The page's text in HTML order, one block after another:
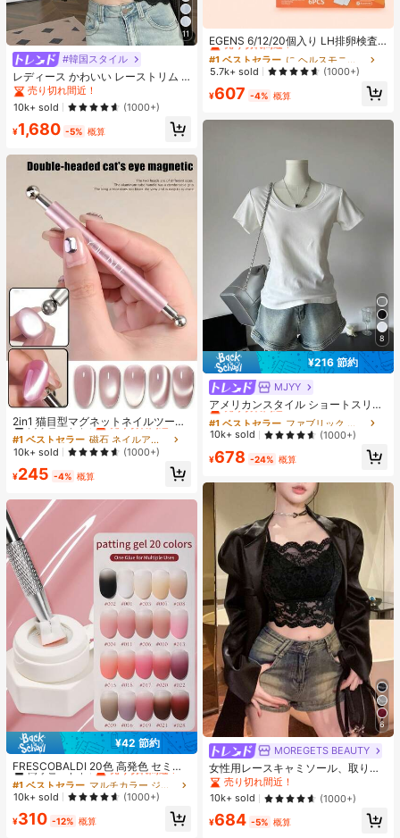
11
#韓国スタイル
レディース かわいい レーストリム V
ネック カバーアップ セーター 軽量
夏用 シュラグ アウター ブラック 春
ボヘミアンシック
売り切れ間近！
10k+ sold
(1000+)
¥1,680 -5% 概算
2in1 猫目型マグネットネイルツール
セット、多機能強力マグネット猫目
ジェルネイルポリッシュ スチールボ
ール吸着アートデザインアクセサリ
ー、自宅DIYとネイルサロンスタジ
オに適しています
#1 ベストセラー
磁石 ネイルアートアクセサリー
高リピート率
売り切れ間近！
#1 ベストセラー
高リピート率
売り切れ間近！
#1 ベストセラー
高リピート率
売り切れ間近！
#1 ベストセラー
高リピート率
売り切れ間近！
10k+ sold (1000+)
¥245 -4% 概算
¥42 節約
FRESCOBALDI 20色 高発色 セミソ
リッド ジェルネイルポリッシュ、ネ
イルサロンとDIYに年中使えます
#1 ベストセラー
マルチカラー ジェルネイルポリッシュ
高リピート率
売り切れ間近！
#1 ベストセラー
高リピート率
売り切れ間近！
#1 ベストセラー
高リピート率
売り切れ間近！
#1 ベストセラー
高リピート率
売り切れ間近！
10k+ sold (1000+)
¥310 -12% 概算
EGENS 6/12/20個入り LH排卵検査
薬キット、ワンステップ 排卵検査薬
ストリップ、尿による排卵検査キッ
ト
売り切れ間近！
#1 ベストセラー
売り切れ間近！
#1 ベストセラー
売り切れ間近！
#1 ベストセラー
売り切れ間近！
5.7k+ sold (1000+)
¥607 -4% 概算
8
¥216 節約
MJYY
アメリカンスタイル ショートスリー
ブ クルーネック フィッテッド Tシャ
ツ レディース、春夏、新作ホワイト
カジュアルトップス
#1 ベストセラー
売り切れ間近！
#1 ベストセラー
売り切れ間近！
#1 ベストセラー
売り切れ間近！
#1 ベストセラー
売り切れ間近！
10k+ sold (1000+)
¥678 -24% 概算
6
MOREGETS BEAUTY
女性用レースキャミソール、取り外
し可能なパッド付き、かわいい&セ
クシーな無地インナー、新学期、
冬、クリスマス、春節、カジュアル
ブラックサマーに適しています、シ
ック&エレガント
売り切れ間近！
10k+ sold
(1000+)
¥684 -5% 概算